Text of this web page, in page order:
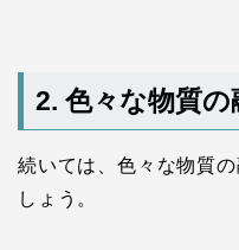
2. 色々な物質の
続いては、色々な物質
しょう。